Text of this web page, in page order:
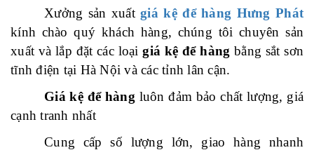
Xưởng sản xuấtgiá kệ để hàng Hưng Phát
kính chào quý khách hàng, chúng tôi chuyên sản
xuất và lắp đặt các loạigiá kệ để hàng bằng sắt sơn
tĩnh điện tại Hà Nội và các tỉnh lân cận.
Giá kệ để hàng luôn đảm bảo chất lượng, giá
cạnh tranh nhất
Cung cấp số lượng lớn, giao hàng nhanh